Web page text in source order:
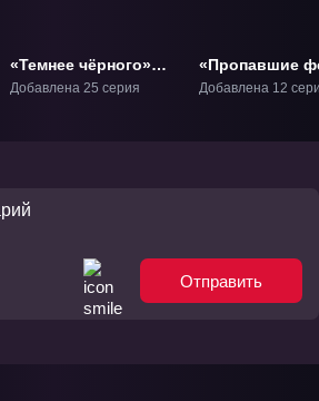
«Темнее чёрного»
ТВ-1
Добавлена 25 серия
«Пропавшие
ТВ-1
Добавлена 12
Отправить